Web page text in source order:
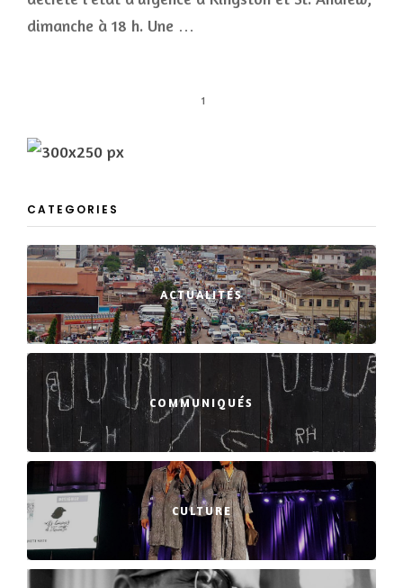
dimanche à 18 h. Une …
1
CATEGORIES
ACTUALITÉS
COMMUNIQUÉS
CULTURE